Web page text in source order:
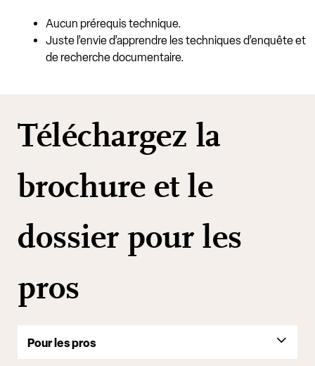
Aucun prérequis technique.
Juste l’envie d’apprendre les techniques d’enquête et
de recherche documentaire.
Téléchargez la
brochure et le
dossier pour les
pros